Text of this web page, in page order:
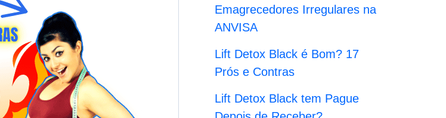
p
r
Emagrecedores Irregulares na
ANVISA
Lift Detox Black é Bom? 17
Prós e Contras
Lift Detox Black tem Pague